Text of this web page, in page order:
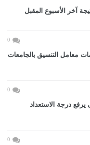
آخر الأسبوع المقبل
0
الأولى 2026.. خدمات معامل التنسيق بالجامعات
0
يرفع درجة الاستعداد
0